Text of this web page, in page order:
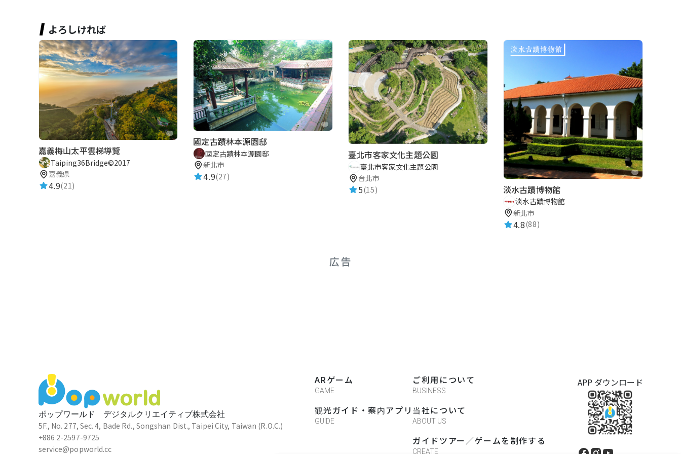
よろしければ
嘉義梅山太平雲梯導覽
Taiping36Bridge©2017
嘉義県
4.9(21)
國定古蹟林本源園邸
國定古蹟林本源園邸
新北市
4.9(27)
臺北市客家文化主題公園
臺北市客家文化主題公園
台北市
5(15) 淡水古蹟博物館
淡水古蹟博物館
新北市
4.8(88)
広告
ポップワールド デジタルクリエイティブ株式会社
5F., No. 277, Sec. 4, Bade Rd., Songshan Dist., Taipei City, Taiwan (R.O.C.)
+886 2-2597-9725
service@popworld.cc
ARゲーム
GAME
観光ガイド・案内アプリ
GUIDE
ご利用について
BUSINESS
当社について
ABOUT US
ガイドツアー／ゲームを制作する
CREATE
APP ダウンロード